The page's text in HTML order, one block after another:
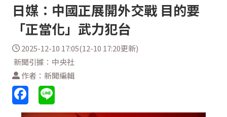
日媒：中國正展開外交戰 目的要
「正當化」武力犯台
2025-12-10 17:05(12-10 17:20更新)
新聞引據：中央社
作者：新聞編輯